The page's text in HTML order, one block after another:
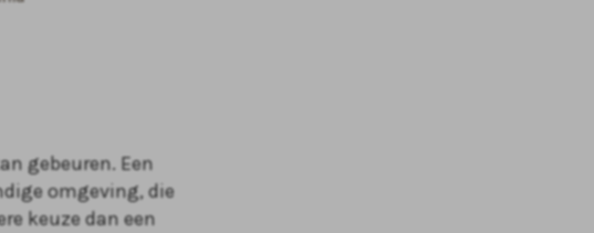
gebeuren. Een
omgeving, die
keuze dan een